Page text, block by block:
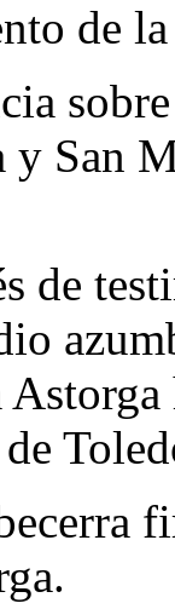
de
y San
de